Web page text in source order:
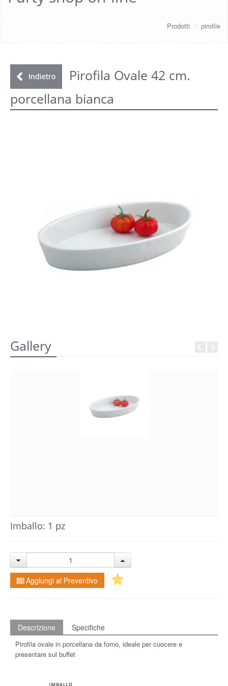
GALLERY
REGISTRATI
Prodotti / pirofile
Indietro
Pirofila Ovale 42 cm.
porcellana bianca
Gallery
Imballo: 1 pz
Aggiungi al Preventivo
Descrizione Specifiche
Pirofila ovale in porcellana da forno, ideale per cuocere e
presentare sul buffet